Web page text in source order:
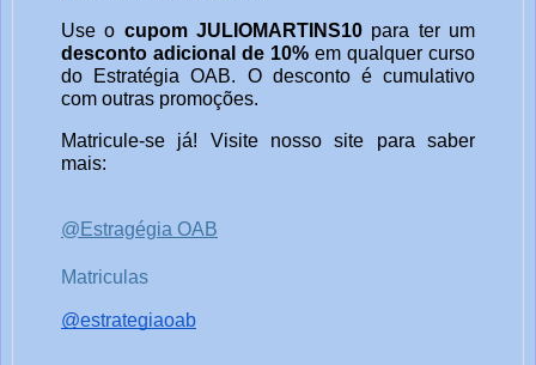
Use o cupom JULIOMARTINS10 para ter um
desconto adicional de 10% em qualquer curso
do Estratégia OAB. O desconto é cumulativo
com outras promoções.
Matricule-se já! Visite nosso site para saber
mais:
@Estragégia OAB
Matriculas
@estrategiaoab